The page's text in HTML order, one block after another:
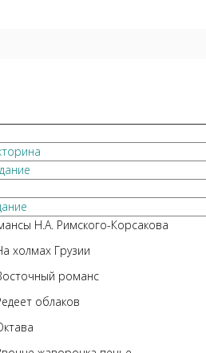
Н.А. Римского-Корсакова
холмах Грузии
романс
облаков